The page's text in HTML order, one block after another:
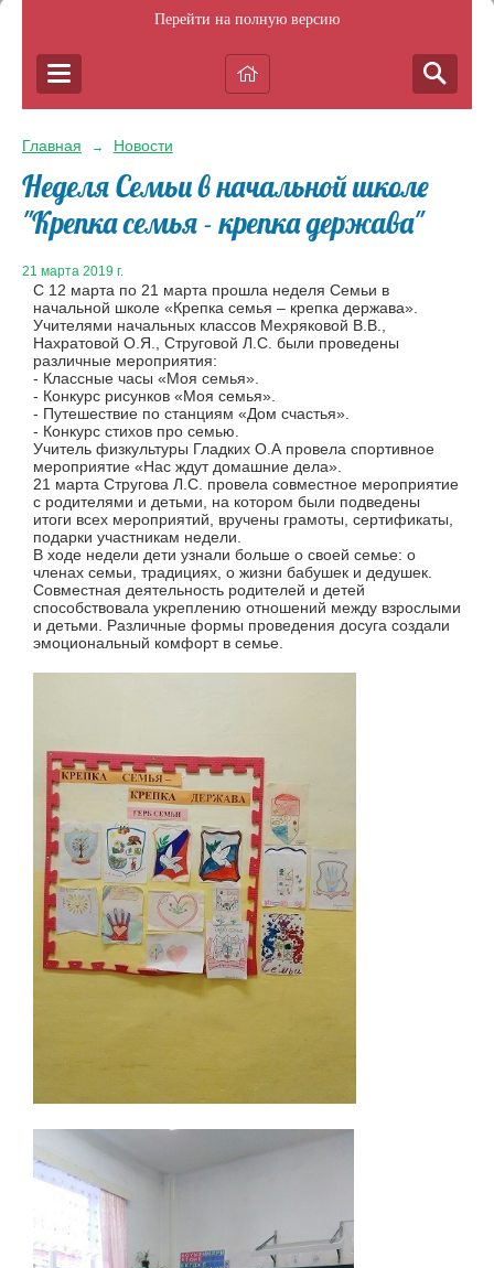
Перейти на полную версию
Главная → Новости
Неделя Семьи в начальной школе
"Крепка семья - крепка держава"
21 марта 2019 г.
С 12 марта по 21 марта прошла неделя Семьи в
начальной школе «Крепка семья – крепка держава».
Учителями начальных классов Мехряковой В.В.,
Нахратовой О.Я., Струговой Л.С. были проведены
различные мероприятия:
- Классные часы «Моя семья».
- Конкурс рисунков «Моя семья».
- Путешествие по станциям «Дом счастья».
- Конкурс стихов про семью.
Учитель физкультуры Гладких О.А провела спортивное
мероприятие «Нас ждут домашние дела».
21 марта Стругова Л.С. провела совместное мероприятие
с родителями и детьми, на котором были подведены
итоги всех мероприятий, вручены грамоты, сертификаты,
подарки участникам недели.
В ходе недели дети узнали больше о своей семье: о
членах семьи, традициях, о жизни бабушек и дедушек.
Совместная деятельность родителей и детей
способствовала укреплению отношений между взрослыми
и детьми. Различные формы проведения досуга создали
эмоциональный комфорт в семье.